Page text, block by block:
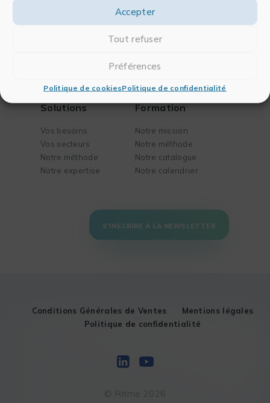
Accepter
Tout refuser
Préférences
Politique de cookiesPolitique de confidentialité
Équipe
Pour la publication
Pour les laboratoires
Pour l’ingénierie
Solutions
Vos besoins
Vos secteurs
Notre méthode
Notre expertise
Formation
Notre mission
Notre méthode
Notre catalogue
Notre calendrier
S'INSCRIRE À LA NEWSLETTER
Conditions Générales de Ventes
Mentions légales
Politique de confidentialité